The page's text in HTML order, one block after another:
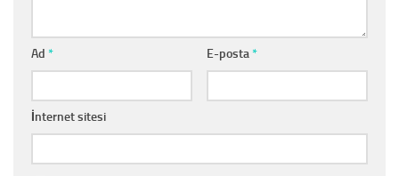
Ad * E-posta*
İnternet sitesi